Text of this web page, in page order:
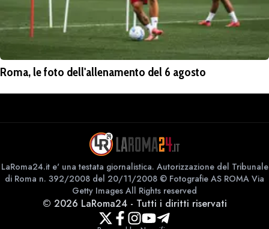
Roma, le foto dell'allenamento del 6 agosto
LaRoma24.it e' una testata giornalistica. Autorizzazione del Tribunale
di Roma n. 392/2008 del 20/11/2008 © Fotografie AS ROMA Via
Getty Images All Rights reserved
© 2026 LaRoma24- Tutti i diritti riservati